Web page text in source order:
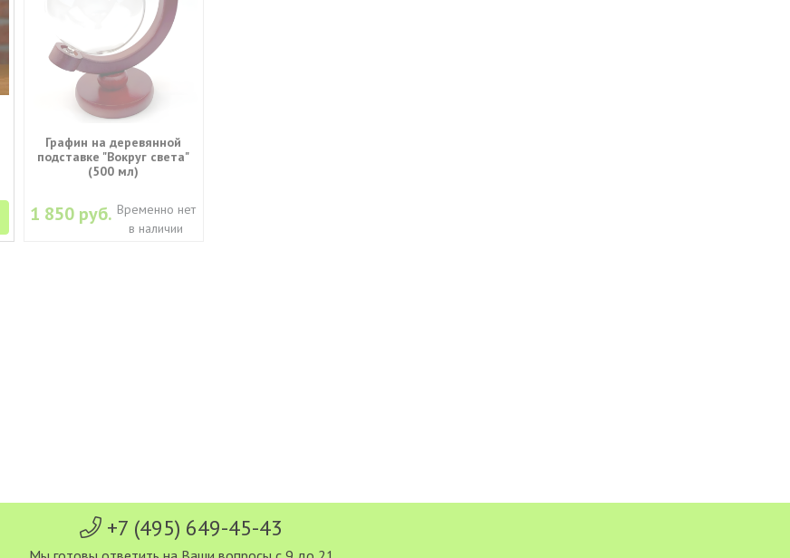
Графин на деревянной
подставке "Вокруг света"
(500 мл)
1 850 руб. Временно нет
в наличии
+7 (495) 649-45-43